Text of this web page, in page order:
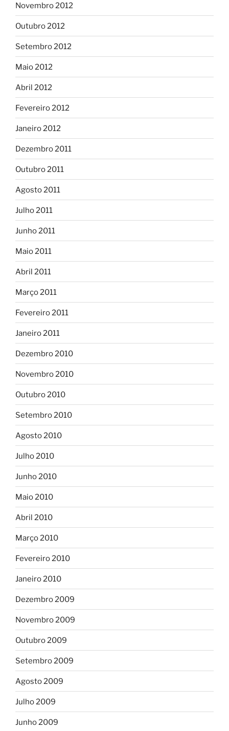
Novembro 2012
Outubro 2012
Setembro 2012
Maio 2012
Abril 2012
Fevereiro 2012
Janeiro 2012
Dezembro 2011
Outubro 2011
Agosto 2011
Julho 2011
Junho 2011
Maio 2011
Abril 2011
Março 2011
Fevereiro 2011
Janeiro 2011
Dezembro 2010
Novembro 2010
Outubro 2010
Setembro 2010
Agosto 2010
Julho 2010
Junho 2010
Maio 2010
Abril 2010
Março 2010
Fevereiro 2010
Janeiro 2010
Dezembro 2009
Novembro 2009
Outubro 2009
Setembro 2009
Agosto 2009
Julho 2009
Junho 2009